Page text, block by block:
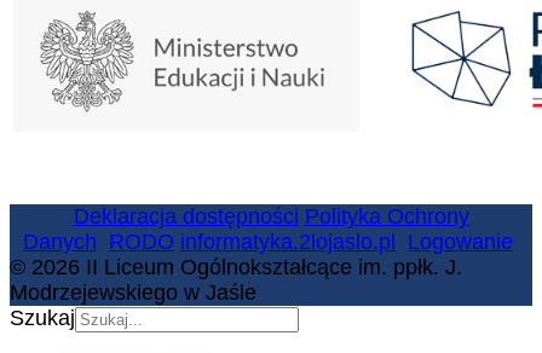
Deklaracja dostępności Polityka Ochrony
Danych RODO informatyka.2lojaslo.pl
Logowanie
© 2026 II Liceum Ogólnokształcące im. ppłk. J.
Modrzejewskiego w Jaśle
Szukaj